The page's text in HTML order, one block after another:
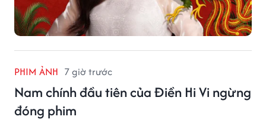
PHIM ẢNH 7 giờ trước
Nam chính đầu tiên của Điền Hi Vi ngừng
đóng phim